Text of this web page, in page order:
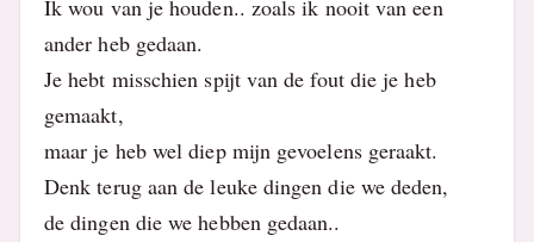
Ik wou van je houden.. zoals ik nooit van een
ander heb gedaan.
Je hebt misschien spijt van de fout die je heb
gemaakt,
maar je heb wel diep mijn gevoelens geraakt.
Denk terug aan de leuke dingen die we deden,
de dingen die we hebben gedaan..